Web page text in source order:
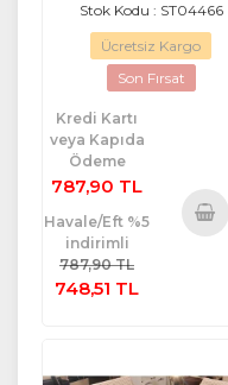
Stok Kodu : ST04466
Ücretsiz Kargo
Son Fırsat
Kredi Kartı
veya Kapıda
Ödeme
787,90 TL
Havale/Eft %5
indirimli
787,90 TL
748,51 TL